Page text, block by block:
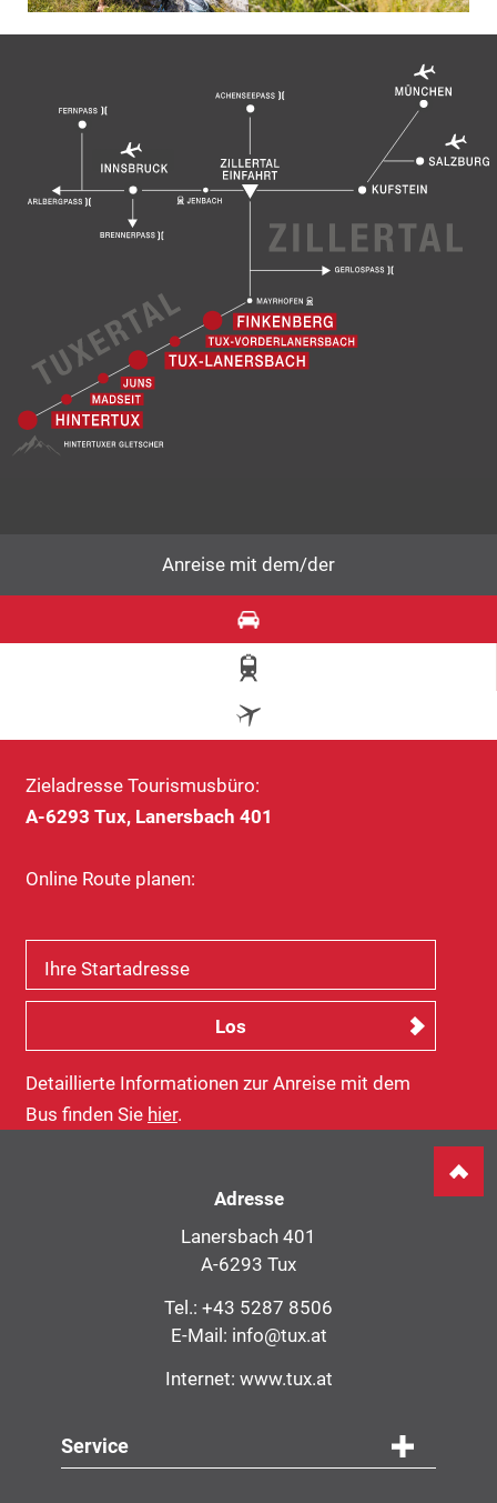
Anreise mit dem/der
Zieladresse Tourismusbüro:
A-6293 Tux, Lanersbach 401
Online Route planen:
Ihre Startadresse
Detaillierte Informationen zur Anreise mit dem
Bus finden Sie hier.
Adresse
Lanersbach 401
A-6293 Tux
Tel.: +43 5287 8506
E-Mail: info@tux.at
Internet: www.tux.at
Navigation
Service